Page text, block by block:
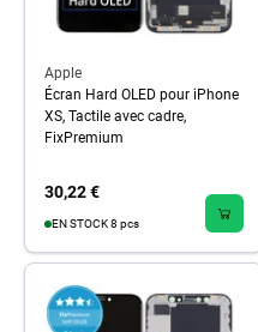
Apple
Écran Hard OLED pour iPhone
XS, Tactile avec cadre,
FixPremium
30,22 €
EN STOCK 8 pcs